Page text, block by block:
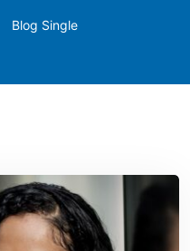
Blog Single